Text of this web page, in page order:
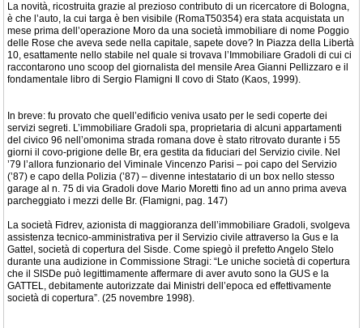
La novità, ricostruita grazie al prezioso contributo di un ricercatore di Bologna,
è che l’auto, la cui targa è ben visibile (RomaT50354) era stata acquistata un
mese prima dell’operazione Moro da una società immobiliare di nome Poggio
delle Rose che aveva sede nella capitale, sapete dove? In Piazza della Libertà
10, esattamente nello stabile nel quale si trovava l’Immobiliare Gradoli di cui ci
raccontarono uno scoop del giornalista del mensile Area Gianni Pellizzaro e il
fondamentale libro di Sergio Flamigni Il covo di Stato (Kaos, 1999).
In breve: fu provato che quell’edificio veniva usato per le sedi coperte dei
servizi segreti. L’immobiliare Gradoli spa, proprietaria di alcuni appartamenti
del civico 96 nell’omonima strada romana dove è stato ritrovato durante i 55
giorni il covo-prigione delle Br, era gestita da fiduciari del Servizio civile. Nel
’79 l’allora funzionario del Viminale Vincenzo Parisi – poi capo del Servizio
(’87) e capo della Polizia (’87) – divenne intestatario di un box nello stesso
garage al n. 75 di via Gradoli dove Mario Moretti fino ad un anno prima aveva
parcheggiato i mezzi delle Br. (Flamigni, pag. 147)
La società Fidrev, azionista di maggioranza dell’immobiliare Gradoli, svolgeva
assistenza tecnico-amministrativa per il Servizio civile attraverso la Gus e la
Gattel, società di copertura del Sisde. Come spiegò il prefetto Angelo Stelo
durante una audizione in Commissione Stragi: “Le uniche società di copertura
che il SISDe può legittimamente affermare di aver avuto sono la GUS e la
GATTEL, debitamente autorizzate dai Ministri dell’epoca ed effettivamente
società di copertura”. (25 novembre 1998).